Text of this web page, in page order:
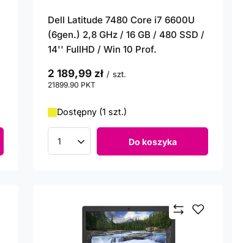
Dell Latitude 7480 Core i7 6600U
(6gen.) 2,8 GHz / 16 GB / 480 SSD /
14'' FullHD / Win 10 Prof.
2 189,99 zł / szt.
21899.90 PKT
Dostępny (1 szt.)
Ilość produktów Do koszyka